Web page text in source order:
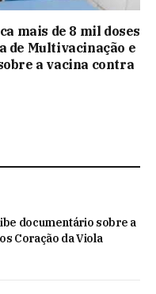
mais de 8 mil doses
de Multivacinação e
a vacina contra
documentário sobre a
Coração da Viola